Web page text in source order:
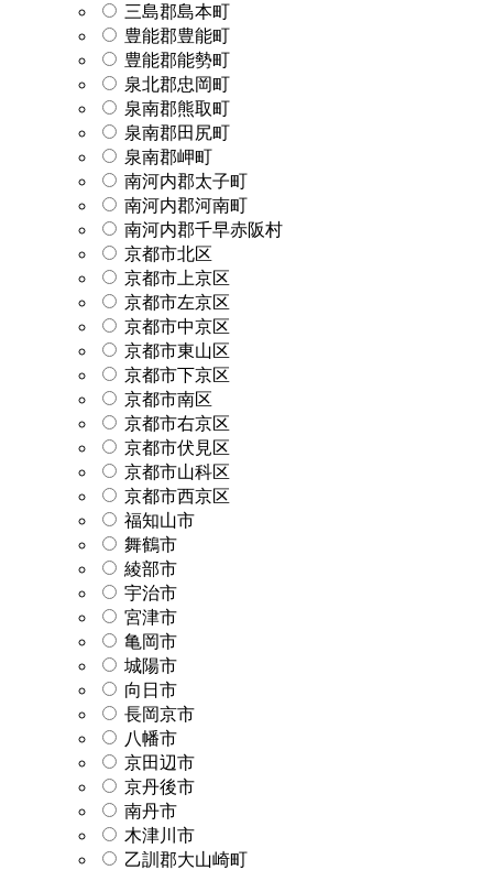
三島郡島本町
豊能郡豊能町
豊能郡能勢町
泉北郡忠岡町
泉南郡熊取町
泉南郡田尻町
泉南郡岬町
南河内郡太子町
南河内郡河南町
南河内郡千早赤阪村
京都市北区
京都市上京区
京都市左京区
京都市中京区
京都市東山区
京都市下京区
京都市南区
京都市右京区
京都市伏見区
京都市山科区
京都市西京区
福知山市
舞鶴市
綾部市
宇治市
宮津市
亀岡市
城陽市
向日市
長岡京市
八幡市
京田辺市
京丹後市
南丹市
木津川市
乙訓郡大山崎町